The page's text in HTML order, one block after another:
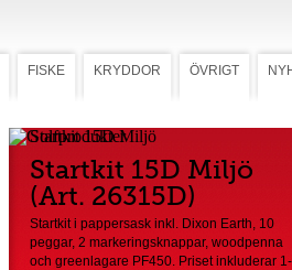
FISKE KRYDDOR ÖVRIGT
Startkit 15D Miljö
Startkit 15D Miljö
(Art. 26315D)
Startkit i pappersask inkl. Dixon Earth, 10
peggar, 2 markeringsknappar, woodpenna
och greenlagare PF450. Priset inkluderar 1-